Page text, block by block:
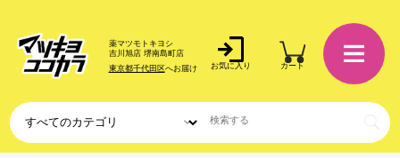
薬マツモトキヨシ
吉川旭店 堺南島町店
東京都千代田区へお届け お気に入り カート